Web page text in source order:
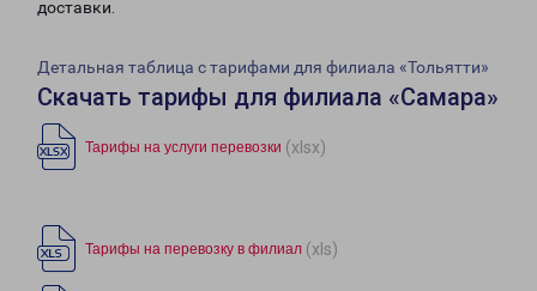
доставки.
Детальная таблица с тарифами для филиала «Тольятти»
Скачать тарифы для филиала «Самара»
Тарифы на услуги перевозки (xlsx)
Тарифы на перевозку в филиал (xls)